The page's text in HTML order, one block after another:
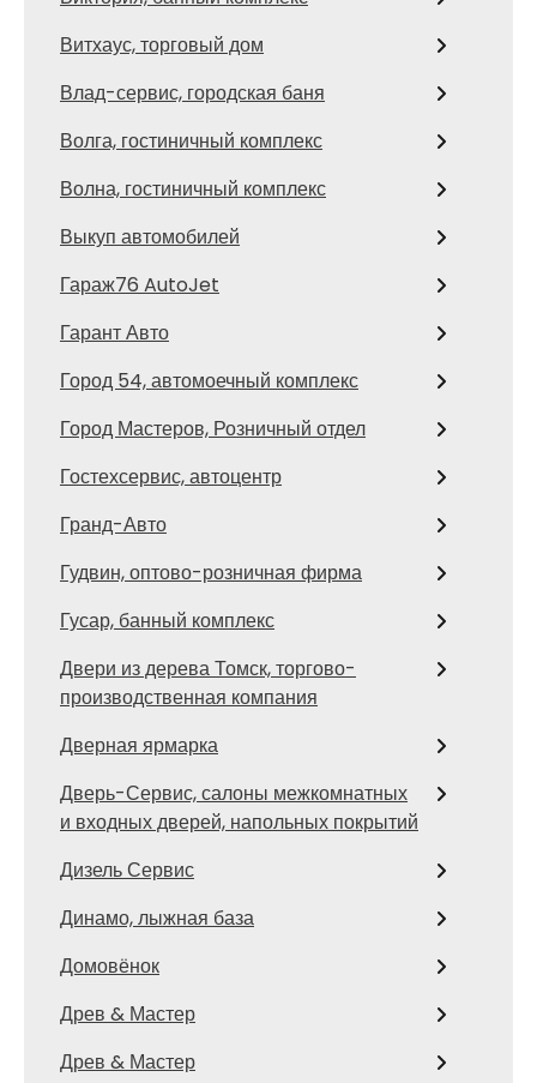
Витхаус, торговый дом
Влад-сервис, городская баня
Волга, гостиничный комплекс
Волна, гостиничный комплекс
Выкуп автомобилей
Гараж76 AutoJet
Гарант Авто
Город 54, автомоечный комплекс
Город Мастеров, Розничный отдел
Гостехсервис, автоцентр
Гранд-Авто
Гудвин, оптово-розничная фирма
Гусар, банный комплекс
Двери из дерева Томск, торгово-
производственная компания
Дверная ярмарка
Дверь-Сервис, салоны межкомнатных
и входных дверей, напольных покрытий
Дизель Сервис
Динамо, лыжная база
Домовёнок
Древ & Мастер
Древ & Мастер